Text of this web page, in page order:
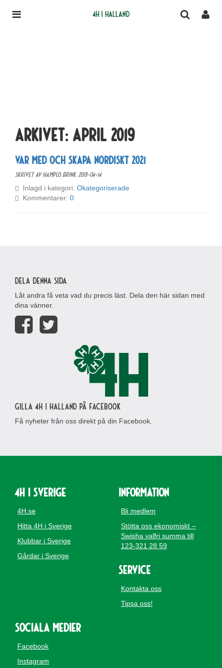
4H i Halland
Arkivet: april 2019
Var med och skapa Nordiskt 2021
Skrivet av Hampus Brink,2019-04-14
Inlagd i kategori: Okategoriserade
Kommentarer: 0
Dela denna sida
Låt andra få veta vad du precis läst. Dela den här sidan med
dina vänner.
Gilla 4H i Halland på Facebook
Få nyheter från oss direkt på din Facebook.
4H i Sverige
4H.se
Hitta 4H i Sverige
Klubbar i Sverige
Gårdar i Sverige
Information
Bli medlem
Stötta oss ekonomiskt –
Swisha valfri summa till
123-321 28 59
Service
Kontakta oss
Tipsa oss!
Sociala medier
Facebook
Instagram